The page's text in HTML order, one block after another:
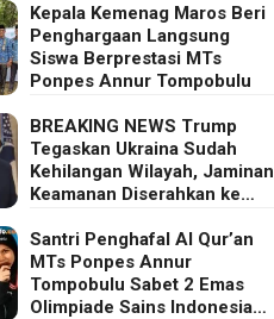
Kepala Kemenag Maros Beri
Penghargaan Langsung
Siswa Berprestasi MTs
Ponpes Annur Tompobulu
BREAKING NEWS Trump
Tegaskan Ukraina Sudah
Kehilangan Wilayah, Jaminan
Keamanan Diserahkan ke
Santri Penghafal Al Qur’an
MTs Ponpes Annur
Tompobulu Sabet 2 Emas
Olimpiade Sains Indonesia